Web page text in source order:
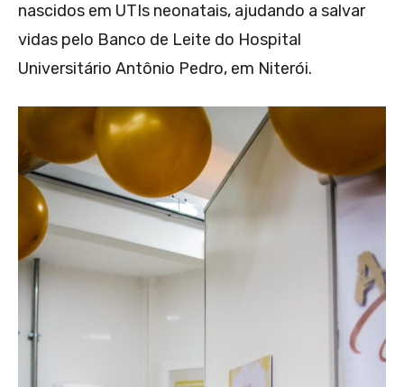
nascidos em UTIs neonatais, ajudando a salvar
vidas pelo Banco de Leite do Hospital
Universitário Antônio Pedro, em Niterói.